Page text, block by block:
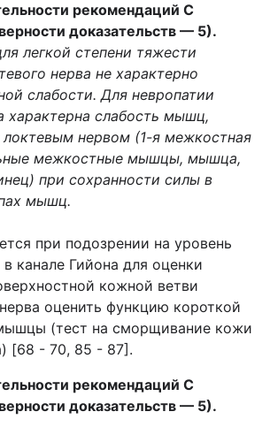
рекомендаций С
доказательств — 5).
легкой степени тяжести
нерва не характерно
слабости. Для невропатии
характерна слабость мышц,
нервом (1-я межкостная
межкостные мышцы, мышца,
при сохранности силы в
мышц.
при подозрении на уровень
канале Гийона для оценки
кожной ветви
оценить функцию короткой
(тест на сморщивание кожи
[68 - 70, 85 - 87].
рекомендаций С
доказательств — 5).